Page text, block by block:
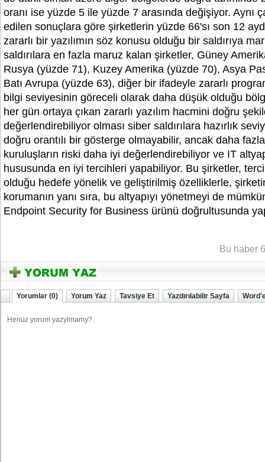
oranı ise yüzde 5 ile yüzde 7 arasında değişiyor. Aynı
edilen sonuçlara göre şirketlerin yüzde 66'sı son 12
zararlı bir yazılımın söz konusu olduğu bir saldırıya
saldırılara en fazla maruz kalan şirketler, Güney
Rusya (yüzde 71), Kuzey Amerika (yüzde 70), Asya
Batı Avrupa (yüzde 63), diğer bir ifadeyle zararlı
bilgi seviyesinin göreceli olarak daha düşük olduğu
her gün ortaya çıkan zararlı yazılım hacmini doğru
değerlendirebiliyor olması siber saldırılara hazırlık
doğru orantılı bir gösterge olmayabilir, ancak daha
kuruluşların riski daha iyi değerlendirebiliyor ve IT
hususunda en iyi tercihleri yapabiliyor. Bu şirketler,
olduğu hedefe yönelik ve geliştirilmiş özelliklerle,
korumanın yanı sıra, bu altyapıyı yönetmeyi de
Endpoint Security for Business ürünü doğrultusunda
Bu haber
Yorumlar (0) Yorum Yaz Tavsiye Et Yazdırılabilir Sayfa